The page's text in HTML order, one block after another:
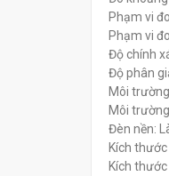
Phạm vi
Phạm vi
Độ chính
Độ phân
Môi
Môi
Đèn nền:
Kích
Kích